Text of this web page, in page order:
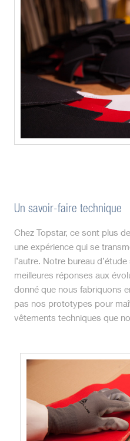
Un savoir-faire technique
Chez Topstar, ce sont plus
une expérience qui se
l’autre. Notre bureau
meilleures réponses aux
donné que nous fabriquons
pas nos prototypes pour
vêtements techniques que